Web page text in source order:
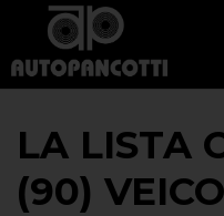
LA LISTA
(90)